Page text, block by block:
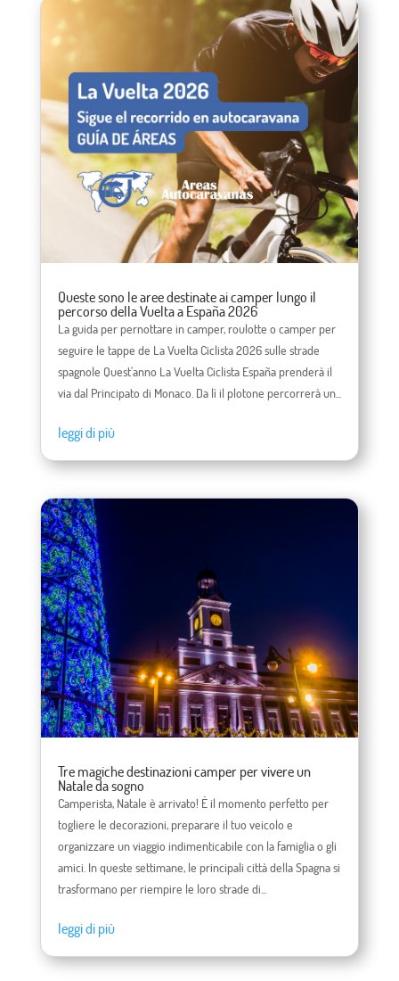
Queste sono le aree destinate ai camper lungo il
percorso della Vuelta a España 2026
La guida per pernottare in camper, roulotte o camper per
seguire le tappe de La Vuelta Ciclista 2026 sulle strade
spagnole Quest'anno La Vuelta Ciclista España prenderà il
via dal Principato di Monaco. Da lì il plotone percorrerà un...
leggi di più
Tre magiche destinazioni camper per vivere un
Natale da sogno
Camperista, Natale è arrivato! È il momento perfetto per
togliere le decorazioni, preparare il tuo veicolo e
organizzare un viaggio indimenticabile con la famiglia o gli
amici. In queste settimane, le principali città della Spagna si
trasformano per riempire le loro strade di...
leggi di più